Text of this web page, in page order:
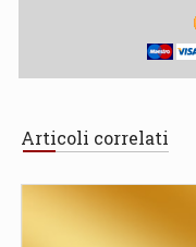
Articoli correlati